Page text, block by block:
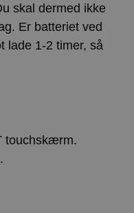
skal dermed ikke
Er batteriet ved
lade 1-2 timer, så
touchskærm.